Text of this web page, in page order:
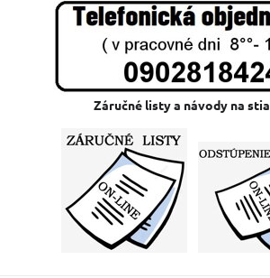
Záručné listy a návody na